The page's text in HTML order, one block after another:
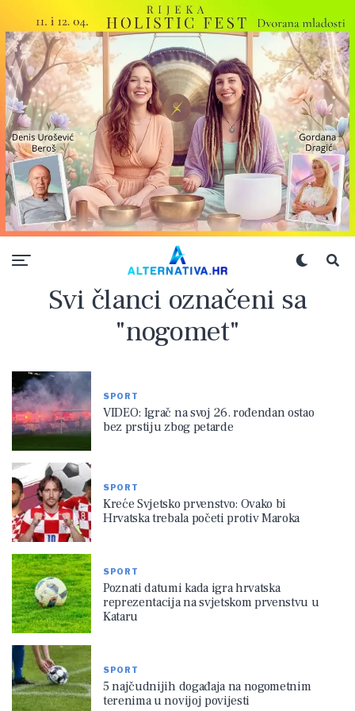
Svi članci označeni sa
"nogomet"
SPORT
VIDEO: Igrač na svoj 26. rođendan ostao
bez prstiju zbog petarde
SPORT
Kreće Svjetsko prvenstvo: Ovako bi
Hrvatska trebala početi protiv Maroka
SPORT
Poznati datumi kada igra hrvatska
reprezentacija na svjetskom prvenstvu u
Kataru
SPORT
5 najčudnijih događaja na nogometnim
terenima u novijoj povijesti